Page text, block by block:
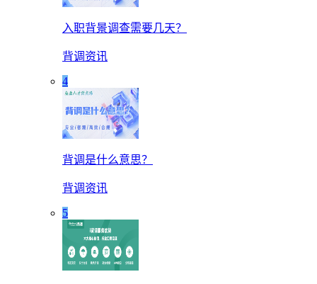
入职背景调查需要几天？
背调资讯
4
背调是什么意思？
背调资讯
5